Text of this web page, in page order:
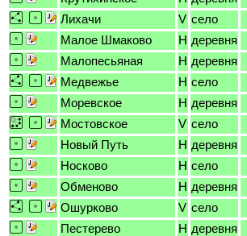
Лихачи
V село
Малое Шмаково
H деревня
Малопесьяная
H деревня
Медвежье
H село
Моревское
H деревня
Мостовское
V село
Новый Путь
H деревня
Носково
H село
Обменово
H деревня
Ошурково
V село
Пестерево
H деревня